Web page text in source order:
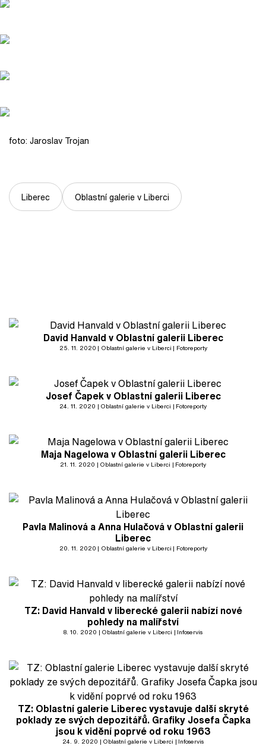
foto: Jaroslav Trojan
Liberec Oblastní galerie v Liberci
David Hanvald v Oblastní galerii Liberec
25. 11. 2020 Oblastní galerie v Liberci Fotoreporty
Josef Čapek v Oblastní galerii Liberec
24. 11. 2020 Oblastní galerie v Liberci Fotoreporty
Maja Nagelowa v Oblastní galerii Liberec
21. 11. 2020 Oblastní galerie v Liberci Fotoreporty
Pavla Malinová a Anna Hulačová v Oblastní galerii
Liberec
20. 11. 2020 Oblastní galerie v Liberci Fotoreporty
TZ: David Hanvald v liberecké galerii nabízí nové
pohledy na malířství
8. 10. 2020 Oblastní galerie v Liberci Infoservis
TZ: Oblastní galerie Liberec vystavuje další skryté
poklady ze svých depozitářů. Grafiky Josefa Čapka
jsou k vidění poprvé od roku 1963
24. 9. 2020 Oblastní galerie v Liberci Infoservis